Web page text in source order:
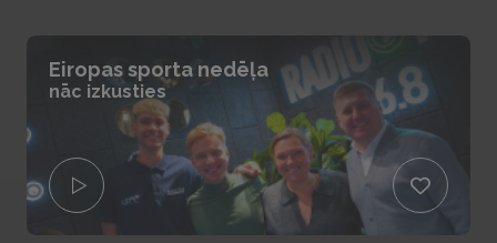
Eiropas sporta nedēļa
nāc izkusties